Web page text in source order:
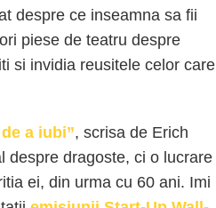
despre ce inseamna sa fii
piese de teatru despre
si invidia reusitele celor care
a iubi”, scrisa de Erich
despre dragoste, ci o lucrare
ei, din urma cu 60 ani. Imi